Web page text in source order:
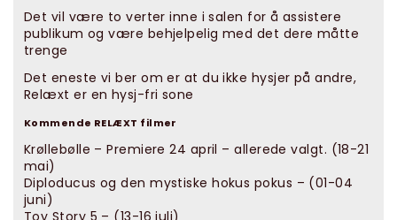
Det vil være to verter inne i salen for å assistere
publikum og være behjelpelig med det dere måtte
trenge
Det eneste vi ber om er at du ikke hysjer på andre,
Relæxt er en hysj-fri sone
Kommende RELÆXT filmer
Krøllebølle – Premiere 24 april – allerede valgt. (18-21
mai)
Diploducus og den mystiske hokus pokus – (01-04
juni)